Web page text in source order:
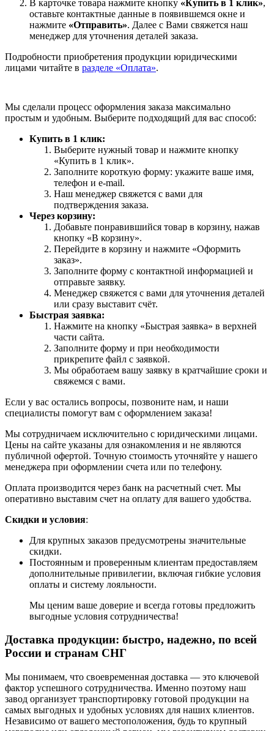
В карточке товара нажмите кнопку «Купить в 1 клик»,
оставьте контактные данные в появившемся окне и
нажмите «Отправить». Далее с Вами свяжется наш
менеджер для уточнения деталей заказа.
Подробности приобретения продукции юридическими
лицами читайте в разделе «Оплата».
Мы сделали процесс оформления заказа максимально
простым и удобным. Выберите подходящий для вас способ:
Купить в 1 клик:
Выберите нужный товар и нажмите кнопку
«Купить в 1 клик».
Заполните короткую форму: укажите ваше имя,
телефон и e-mail.
Наш менеджер свяжется с вами для
подтверждения заказа.
Через корзину:
Добавьте понравившийся товар в корзину, нажав
кнопку «В корзину».
Перейдите в корзину и нажмите «Оформить
заказ».
Заполните форму с контактной информацией и
отправьте заявку.
Менеджер свяжется с вами для уточнения деталей
или сразу выставит счёт.
Быстрая заявка:
Нажмите на кнопку «Быстрая заявка» в верхней
части сайта.
Заполните форму и при необходимости
прикрепите файл с заявкой.
Мы обработаем вашу заявку в кратчайшие сроки и
свяжемся с вами.
Если у вас остались вопросы, позвоните нам, и наши
специалисты помогут вам с оформлением заказа!
Мы сотрудничаем исключительно с юридическими лицами.
Цены на сайте указаны для ознакомления и не являются
публичной офертой. Точную стоимость уточняйте у нашего
менеджера при оформлении счета или по телефону.
Оплата производится через банк на расчетный счет. Мы
оперативно выставим счет на оплату для вашего удобства.
Скидки и условия:
Для крупных заказов предусмотрены значительные
скидки.
Постоянным и проверенным клиентам предоставляем
дополнительные привилегии, включая гибкие условия
оплаты и систему лояльности.
Мы ценим ваше доверие и всегда готовы предложить
выгодные условия сотрудничества!
Доставка продукции: быстро, надежно, по всей
России и странам СНГ
Мы понимаем, что своевременная доставка — это ключевой
фактор успешного сотрудничества. Именно поэтому наш
завод организует транспортировку готовой продукции на
самых выгодных и удобных условиях для наших клиентов.
Независимо от вашего местоположения, будь то крупный